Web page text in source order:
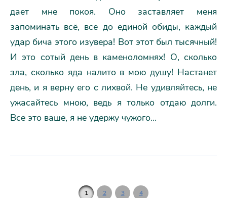
дает мне покоя. Оно заставляет меня
запоминать всё, все до единой обиды, каждый
удар бича этого изувера! Вот этот был тысячный!
И это сотый день в каменоломнях! О, сколько
зла, сколько яда налито в мою душу! Hастанет
день, и я верну его с лихвой. Hе удивляйтесь, не
ужасайтесь мною, ведь я только отдаю долги.
Все это ваше, я не удержу чужого...
1 2 3 4